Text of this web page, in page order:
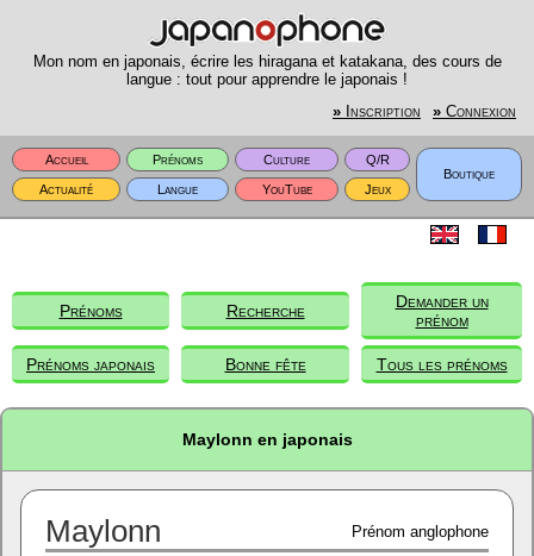
Mon nom en japonais, écrire les hiragana et katakana, des cours de
langue : tout pour apprendre le japonais !
» Inscription » Connexion
Accueil Prénoms Culture
Q/R
Boutique
Actualité
Langue YouTube Jeux
Prénoms Recherche
Demander un
prénom
Prénoms japonais Bonne fête Tous les prénoms
Maylonn en japonais
Maylonn Prénom anglophone